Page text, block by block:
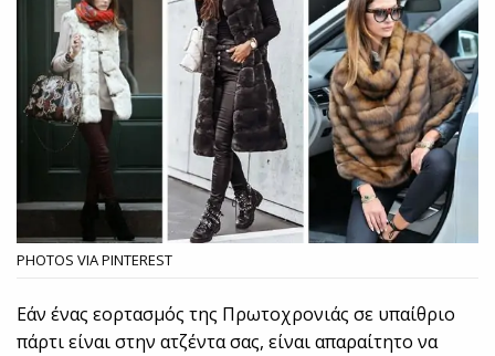
PHOTOS VIA PINTEREST
Εάν ένας εορτασμός της Πρωτοχρονιάς σε υπαίθριο
πάρτι είναι στην ατζέντα σας, είναι απαραίτητο να